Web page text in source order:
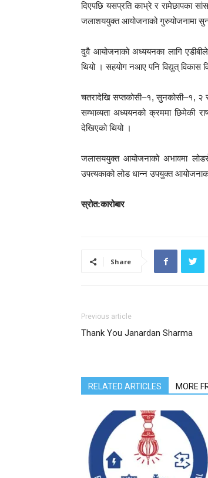
दिएपछि यसप्रति काभ्रे र रामेछापका
जलाशययुक्त आयोजनाको गुरुयोजनामा
दुवै आयोजनाको अध्ययनका लागि
थियो । सहयोग नआए पनि विद्युत् विकास
चतरादेखि सप्तकोसी–१, सुनकोसी–१, २
सम्भाव्यता अध्ययनको क्रममा छिमेकी
देखिएको थियो ।
जलासययुक्त आयोजनाको अभावमा
उपत्यकाको लोड धान्न उपयुक्त
स्रोत:कारोबार
Share
Previous article
Thank You Janardan Sharma
RELATED ARTICLES MORE